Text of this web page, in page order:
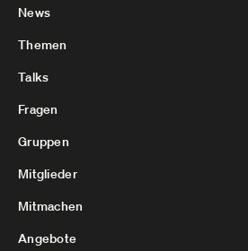
News
Themen
Talks
Fragen
Gruppen
Mitglieder
Mitmachen
Angebote